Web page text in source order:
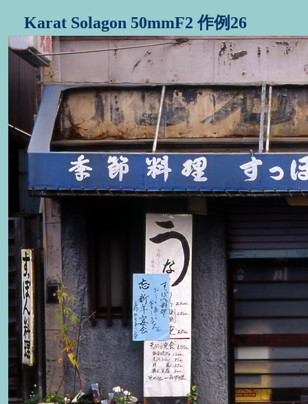
Karat Solagon 50mmF2 作例26